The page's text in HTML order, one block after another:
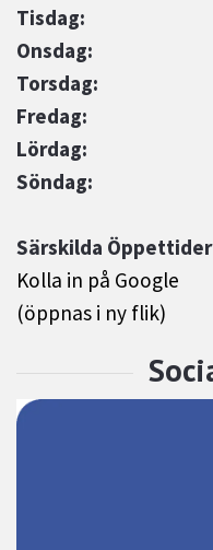
Tisdag:
Onsdag:
Torsdag:
Fredag:
Lördag:
Söndag:
Särskilda Öppettider
Kolla in på Google
(öppnas i ny flik)